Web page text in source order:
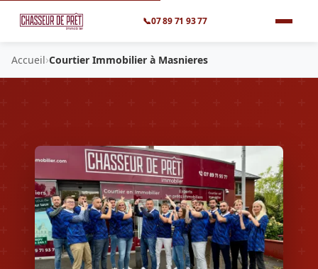
📞07 89 71 93 77
Accueil›Courtier Immobilier à Masnieres